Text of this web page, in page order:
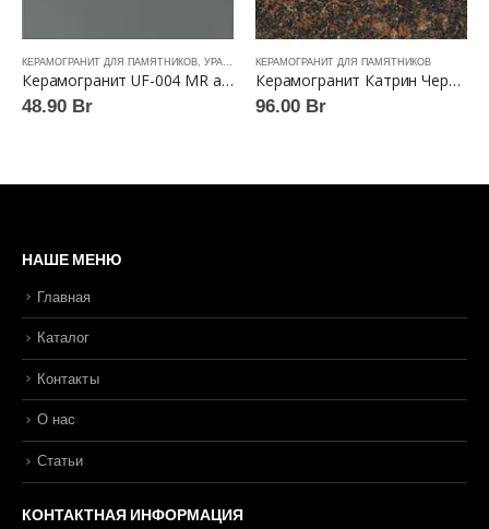
КЕРАМОГРАНИТ ДЛЯ ПАМЯТНИКОВ, УРАЛЬСКИЙ ГРАНИТ™
Керамогранит UF-004 MR асфальт матовый 60×60 Уральский гранит™
48.90 Br
КЕРАМОГРАНИТ ДЛЯ ПАМЯТНИКОВ
Керамогранит Катрин Черный лаппатированный 60×60 Идальго™
96.00 Br
НАШЕ МЕНЮ
Главная
Каталог
Контакты
О нас
Статьи
КОНТАКТНАЯ ИНФОРМАЦИЯ